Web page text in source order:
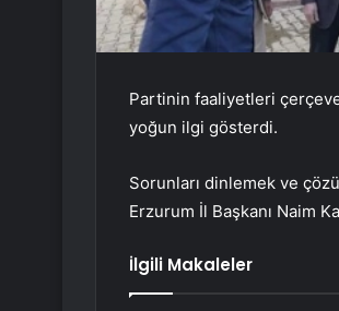
Partinin faaliyetleri
yoğun ilgi gösterdi.
Sorunları dinlemek ve
Erzurum İl Başkanı Naim
İlgili Makaleler